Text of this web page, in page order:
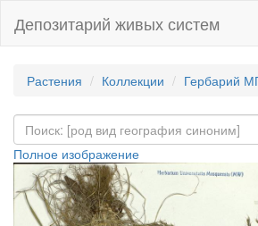
Депозитарий живых систем
Растения Коллекции Гербарий
Полное изображение